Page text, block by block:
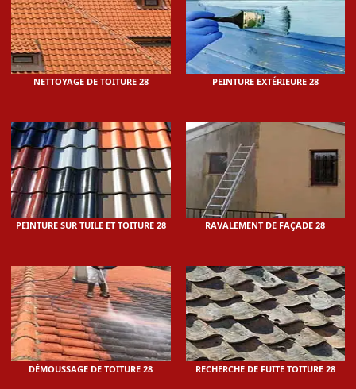
NETTOYAGE DE TOITURE 28 PEINTURE EXTÉRIEURE 28
PEINTURE SUR TUILE ET TOITURE 28 RAVALEMENT DE FAÇADE 28
DÉMOUSSAGE DE TOITURE 28 RECHERCHE DE FUITE TOITURE 28